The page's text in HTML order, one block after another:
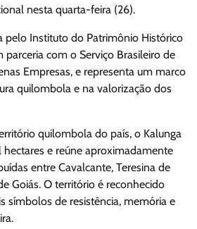
nesta quarta-feira (26).
pelo Instituto do Patrimônio Histórico
parceria com o Serviço Brasileiro de
Empresas, e representa um marco
quilombola e na valorização dos
quilombola do país, o Kalunga
hectares e reúne aproximadamente
entre Cavalcante, Teresina de
Goiás. O território é reconhecido
símbolos de resistência, memória e